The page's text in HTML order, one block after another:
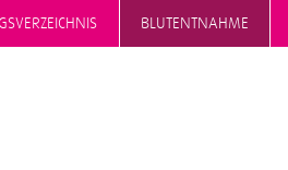
BLUTENTNAHME